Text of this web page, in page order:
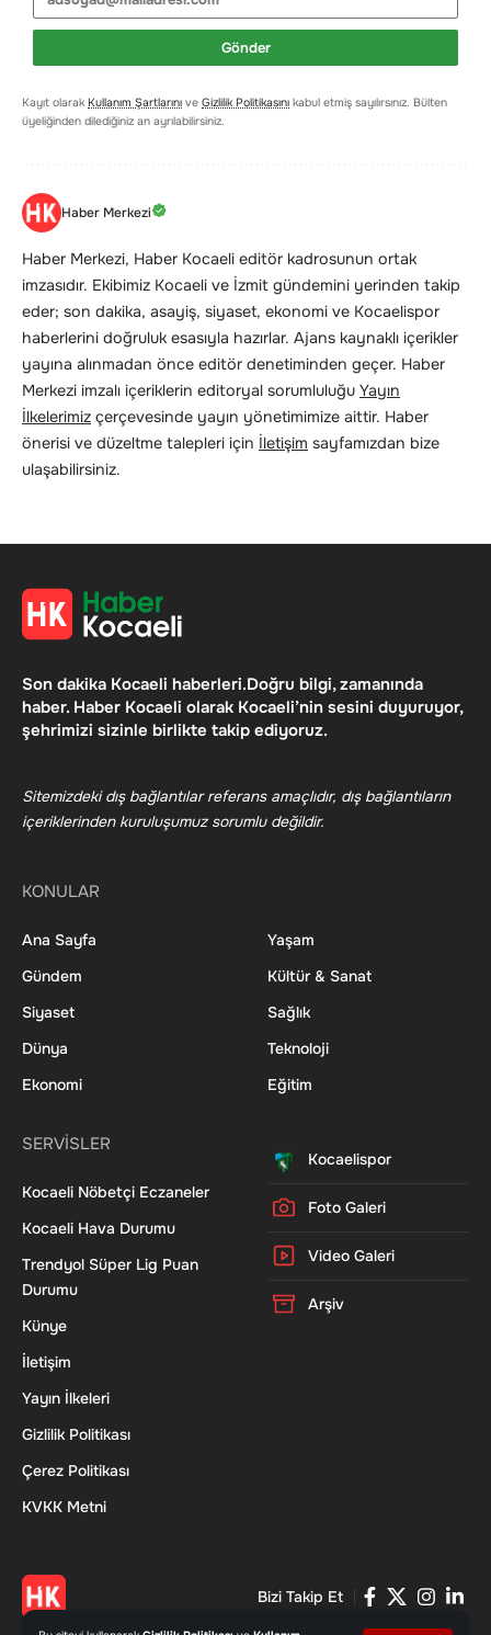
Gönder
Kayıt olarak Kullanım Şartlarını ve Gizlilik Politikasını kabul etmiş sayılırsınız. Bülten
üyeliğinden dilediğiniz an ayrılabilirsiniz.
Haber Merkezi
Haber Merkezi, Haber Kocaeli editör kadrosunun ortak
imzasıdır. Ekibimiz Kocaeli ve İzmit gündemini yerinden takip
eder; son dakika, asayiş, siyaset, ekonomi ve Kocaelispor
haberlerini doğruluk esasıyla hazırlar. Ajans kaynaklı içerikler
yayına alınmadan önce editör denetiminden geçer. Haber
Merkezi imzalı içeriklerin editoryal sorumluluğu Yayın
İlkelerimiz çerçevesinde yayın yönetimimize aittir. Haber
önerisi ve düzeltme talepleri için İletişim sayfamızdan bize
ulaşabilirsiniz.
Son dakika Kocaeli haberleri.Doğru bilgi, zamanında
haber. Haber Kocaeli olarak Kocaeli’nin sesini duyuruyor,
şehrimizi sizinle birlikte takip ediyoruz.
Sitemizdeki dış bağlantılar referans amaçlıdır, dış bağlantıların
içeriklerinden kuruluşumuz sorumlu değildir.
KONULAR
Ana Sayfa
Gündem
Siyaset
Dünya
Ekonomi
Yaşam
Kültür & Sanat
Sağlık
Teknoloji
Eğitim
SERVİSLER
Kocaeli Nöbetçi Eczaneler
Kocaeli Hava Durumu
Trendyol Süper Lig Puan
Durumu
Künye
İletişim
Yayın İlkeleri
Gizlilik Politikası
Çerez Politikası
KVKK Metni
Kocaelispor
Foto Galeri
Video Galeri
Arşiv
Bizi Takip Et